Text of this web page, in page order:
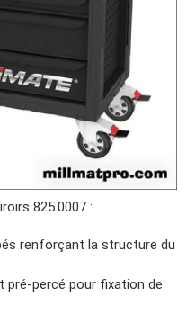
825.0007 :
renforçant la structure du
pré-percé pour fixation de